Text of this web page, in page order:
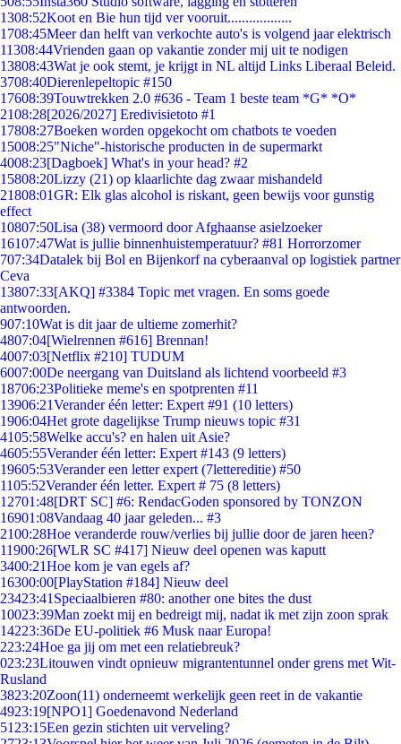
1308:52Koot en Bie hun tijd ver vooruit..................
1708:45Meer dan helft van verkochte auto's is volgend jaar elektrisch
11308:44Vrienden gaan op vakantie zonder mij uit te nodigen
13808:43Wat je ook stemt, je krijgt in NL altijd Links Liberaal Beleid.
3708:40Dierenlepeltopic #150
17608:39Touwtrekken 2.0 #636 - Team 1 beste team *G* *O*
2108:28[2026/2027] Eredivisietoto #1
17808:27Boeken worden opgekocht om chatbots te voeden
15008:25"Niche"-historische producten in de supermarkt
4008:23[Dagboek] What's in your head? #2
15808:20Lizzy (21) op klaarlichte dag zwaar mishandeld
21808:01GR: Elk glas alcohol is riskant, geen bewijs voor gunstig
effect
10807:50Lisa (38) vermoord door Afghaanse asielzoeker
16107:47Wat is jullie binnenhuistemperatuur? #81 Horrorzomer
707:34Datalek bij Bol en Bijenkorf na cyberaanval op logistiek partner
Ceva
13807:33[AKQ] #3384 Topic met vragen. En soms goede
antwoorden.
907:10Wat is dit jaar de ultieme zomerhit?
4807:04[Wielrennen #616] Brennan!
4007:03[Netflix #210] TUDUM
6007:00De neergang van Duitsland als lichtend voorbeeld #3
18706:23Politieke meme's en spotprenten #11
13906:21Verander één letter: Expert #91 (10 letters)
1906:04Het grote dagelijkse Trump nieuws topic #31
4105:58Welke accu's? en halen uit Asie?
4605:55Verander één letter: Expert #143 (9 letters)
19605:53Verander een letter expert (7lettereditie) #50
1105:52Verander één letter. Expert # 75 (8 letters)
12701:48[DRT SC] #6: RendacGoden sponsored by TONZON
16901:08Vandaag 40 jaar geleden... #3
2100:28Hoe veranderde rouw/verlies bij jullie door de jaren heen?
11900:26[WLR SC #417] Nieuw deel openen was kaputt
3400:21Hoe kom je van egels af?
16300:00[PlayStation #184] Nieuw deel
23423:41 Speciaalbieren #80: another one bites the dust
10023:39Man zoekt mij en bedreigt mij, nadat ik met zijn zoon sprak
14223:36De EU-politiek #6 Musk naar Europa!
223:24Hoe ga jij om met een relatiebreuk?
023:23Litouwen vindt opnieuw migrantentunnel onder grens met Wit-
Rusland
3823:20Zoon(11) onderneemt werkelijk geen reet in de vakantie
4923:19[NPO1] Goedenavond Nederland
51 23:15Een gezin stichten uit verveling?